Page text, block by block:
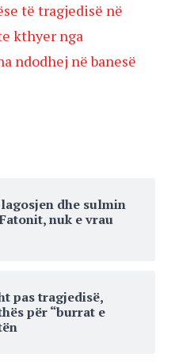
të tragjedisë në
kthyer nga
ndodhej në banesë
dhe sulmin
nuk e vrau
pas tragjedisë,
për “burrat e